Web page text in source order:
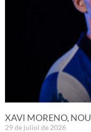
XAVI MORENO,
29 de juliol de 2026